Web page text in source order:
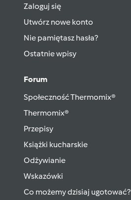
Zaloguj się
Utwórz nowe konto
Nie pamiętasz hasła?
Ostatnie wpisy
Forum
Społeczność Thermomix®
Thermomix®
Przepisy
Książki kucharskie
Odżywianie
Wskazówki
Co możemy dzisiaj ugotować?